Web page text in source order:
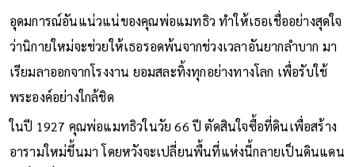
อุดมการณ์อันแน่วแน่ของคุณพ่อแมทธิว ทำให้เธอเชื่ออย่างสุดใจ
ว่านิกายใหม่จะช่วยให้เธอรอดพ้นจากช่วงเวลาอันยากลำบาก มา
เรียมลาออกจากโรงงาน ยอมสละทิ้งทุกอย่างทางโลก เพื่อรับใช้
พระองค์อย่างใกล้ชิด
ในปี 1927 คุณพ่อแมทธิวในวัย 66 ปี ตัดสินใจซื้อที่ดินเพื่อสร้าง
อารามใหม่ขึ้นมา โดยหวังจะเปลี่ยนพื้นที่แห่งนี้กลายเป็นดินแดน